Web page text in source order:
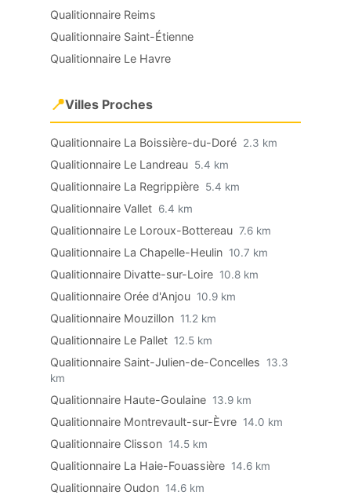
Qualitionnaire Reims
Qualitionnaire Saint-Étienne
Qualitionnaire Le Havre
📍Villes Proches
Qualitionnaire La Boissière-du-Doré 2.3 km
Qualitionnaire Le Landreau 5.4 km
Qualitionnaire La Regrippière 5.4 km
Qualitionnaire Vallet 6.4 km
Qualitionnaire Le Loroux-Bottereau 7.6 km
Qualitionnaire La Chapelle-Heulin 10.7 km
Qualitionnaire Divatte-sur-Loire 10.8 km
Qualitionnaire Orée d'Anjou 10.9 km
Qualitionnaire Mouzillon 11.2 km
Qualitionnaire Le Pallet 12.5 km
Qualitionnaire Saint-Julien-de-Concelles
13.3
km
Qualitionnaire Haute-Goulaine 13.9 km
Qualitionnaire Montrevault-sur-Èvre 14.0 km
Qualitionnaire Clisson 14.5 km
Qualitionnaire La Haie-Fouassière 14.6 km
Qualitionnaire Oudon 14.6 km